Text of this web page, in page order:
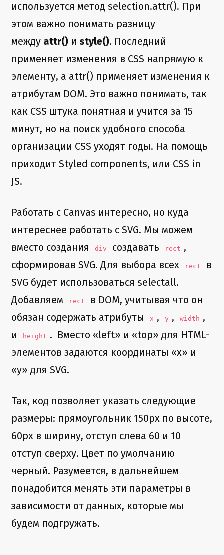
используется метод selection.attr(). При
этом важно понимать разницу
между attr() и style(). Последний
применяет изменения в CSS напрямую к
элементу, а attr() применяет изменения к
атрибутам DOM. Это важно понимать, так
как CSS штука понятная и учится за 15
минут, но на поиск удобного способа
организации CSS уходят годы. На помощь
приходит Styled components, или CSS in
JS.
Работать с Canvas интересно, но куда
интереснее работать с SVG. Мы можем
вместо создания
div создавать rect ,
сформировав SVG. Для выбора всех
rect
в
SVG будет использоваться selectall.
Добавляем
rect
в DOM, учитывая что он
обязан содержать атрибуты
x , y , width ,
и
height . Вместо «left» и «top» для HTML-
элементов задаются координаты «x» и
«y» для SVG.
Так, код позволяет указать следующие
размеры: прямоугольник 150px по высоте,
60px в ширину, отступ слева 60 и 10
отступ сверху. Цвет по умолчанию
черный. Разумеется, в дальнейшем
понадобится менять эти параметры в
зависимости от данных, которые мы
будем подгружать.